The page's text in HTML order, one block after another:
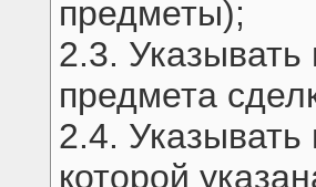
предметы);
2.3. Указывать
предмета
2.4.
которой